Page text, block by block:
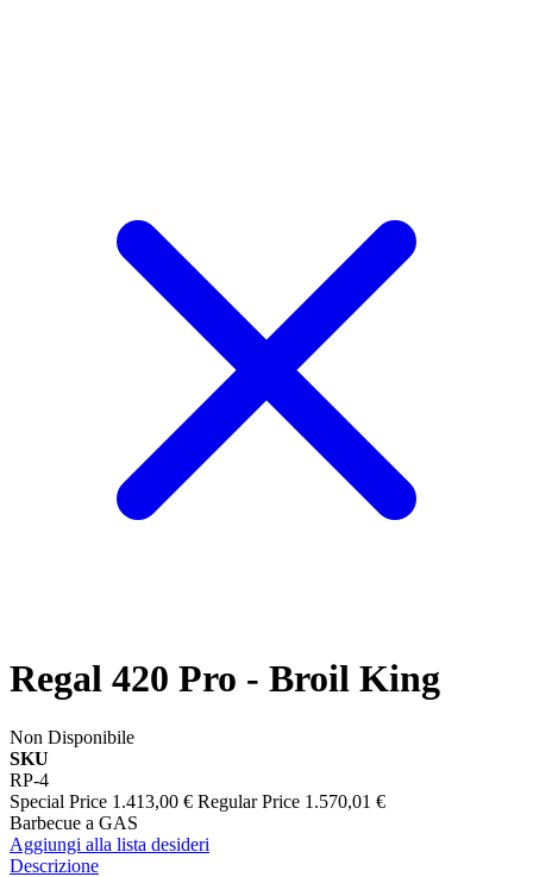
Regal 420 Pro - Broil King
Non Disponibile
SKU
RP-4
Special Price 1.413,00 € Regular Price 1.570,01 €
Barbecue a GAS
Aggiungi alla lista desideri
Descrizione